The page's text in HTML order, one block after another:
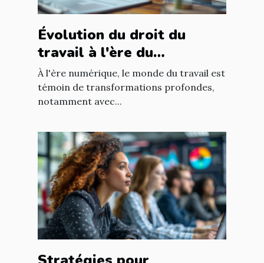
Évolution du droit du
travail à l'ère du
télétravail : enjeux et
adaptations
À l'ère numérique, le monde du travail est
témoin de transformations profondes,
notamment avec...